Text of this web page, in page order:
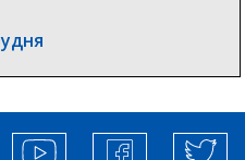
українських
Гузенко